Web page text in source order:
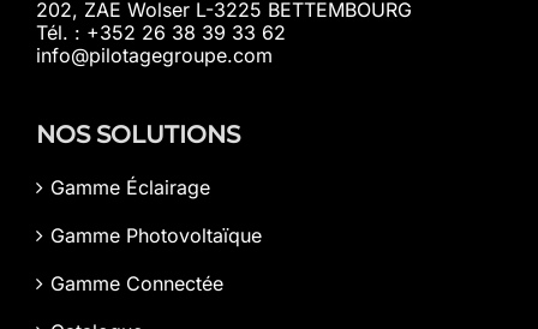
202, ZAE Wolser L-3225 BETTEMBOURG
Tél. : +352 26 38 39 33 62
info@pilotagegroupe.com
NOS SOLUTIONS
Gamme Éclairage
Gamme Photovoltaïque
Gamme Connectée